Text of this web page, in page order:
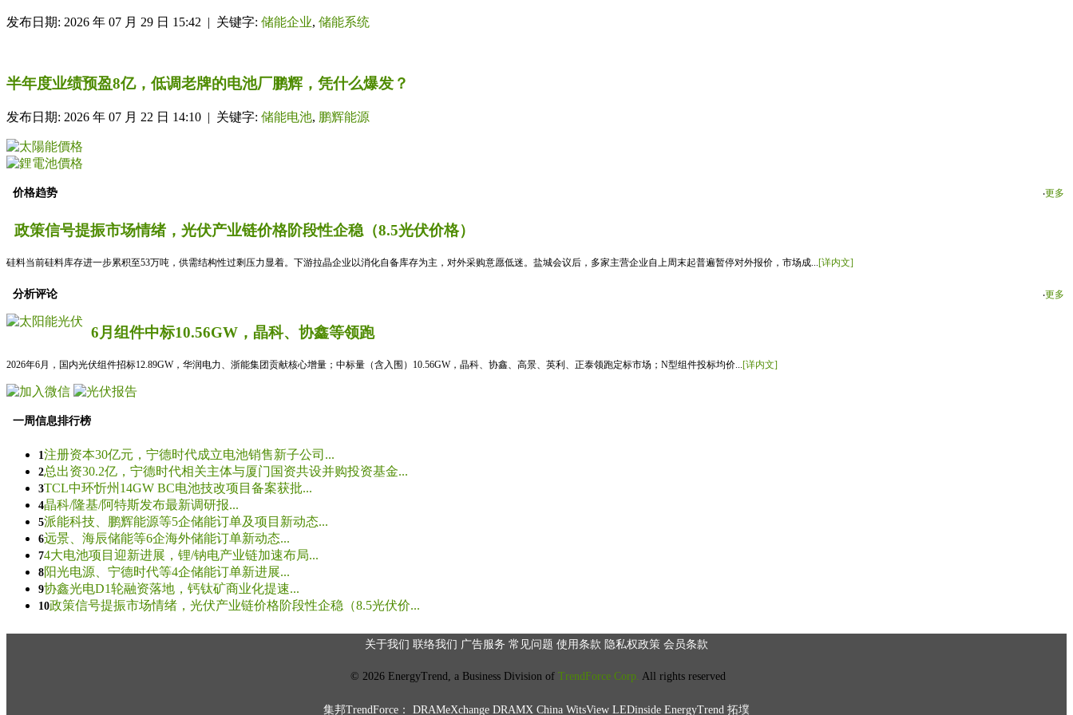
发布日期: 2026 年 07 月 29 日 15:42 | 关键字: 储能企业, 储能系统
半年度业绩预盈8亿，低调老牌的电池厂鹏辉，凭什么爆发？
发布日期: 2026 年 07 月 22 日 14:10 | 关键字: 储能电池, 鹏辉能源
价格趋势 ‧更多
政策信号提振市场情绪，光伏产业链价格阶段性企稳（8.5光伏价格）
硅料当前硅料库存进一步累积至53万吨，供需结构性过剩压力显着。下游拉晶企业以消化自备库存为主，对外采购意愿低迷。盐城会议后，多家主营企业自上周末起普遍暂停对外报价，市场成...[详内文]
分析评论 ‧更多
6月组件中标10.56GW，晶科、协鑫等领跑
2026年6月，国内光伏组件招标12.89GW，华润电力、浙能集团贡献核心增量；中标量（含入围）10.56GW，晶科、协鑫、高景、英利、正泰领跑定标市场；N型组件投标均价... [详内文]
一周信息排行榜
1注册资本30亿元，宁德时代成立电池销售新子公司...
2总出资30.2亿，宁德时代相关主体与厦门国资共设并购投资基金...
3TCL中环忻州14GW BC电池技改项目备案获批...
4晶科/隆基/阿特斯发布最新调研报...
5派能科技、鹏辉能源等5企储能订单及项目新动态...
6远景、海辰储能等6企海外储能订单新动态...
74大电池项目迎新进展，锂/钠电产业链加速布局...
8阳光电源、宁德时代等4企储能订单新进展...
9协鑫光电D1轮融资落地，钙钛矿商业化提速...
10政策信号提振市场情绪，光伏产业链价格阶段性企稳（8.5光伏价...
关于我们 联络我们 广告服务 常见问题 使用条款 隐私权政策 会员条款
© 2026 EnergyTrend, a Business Division of TrendForce Corp. All rights reserved
集邦TrendForce： DRAMeXchange DRAMX China WitsView LEDinside EnergyTrend 拓墣